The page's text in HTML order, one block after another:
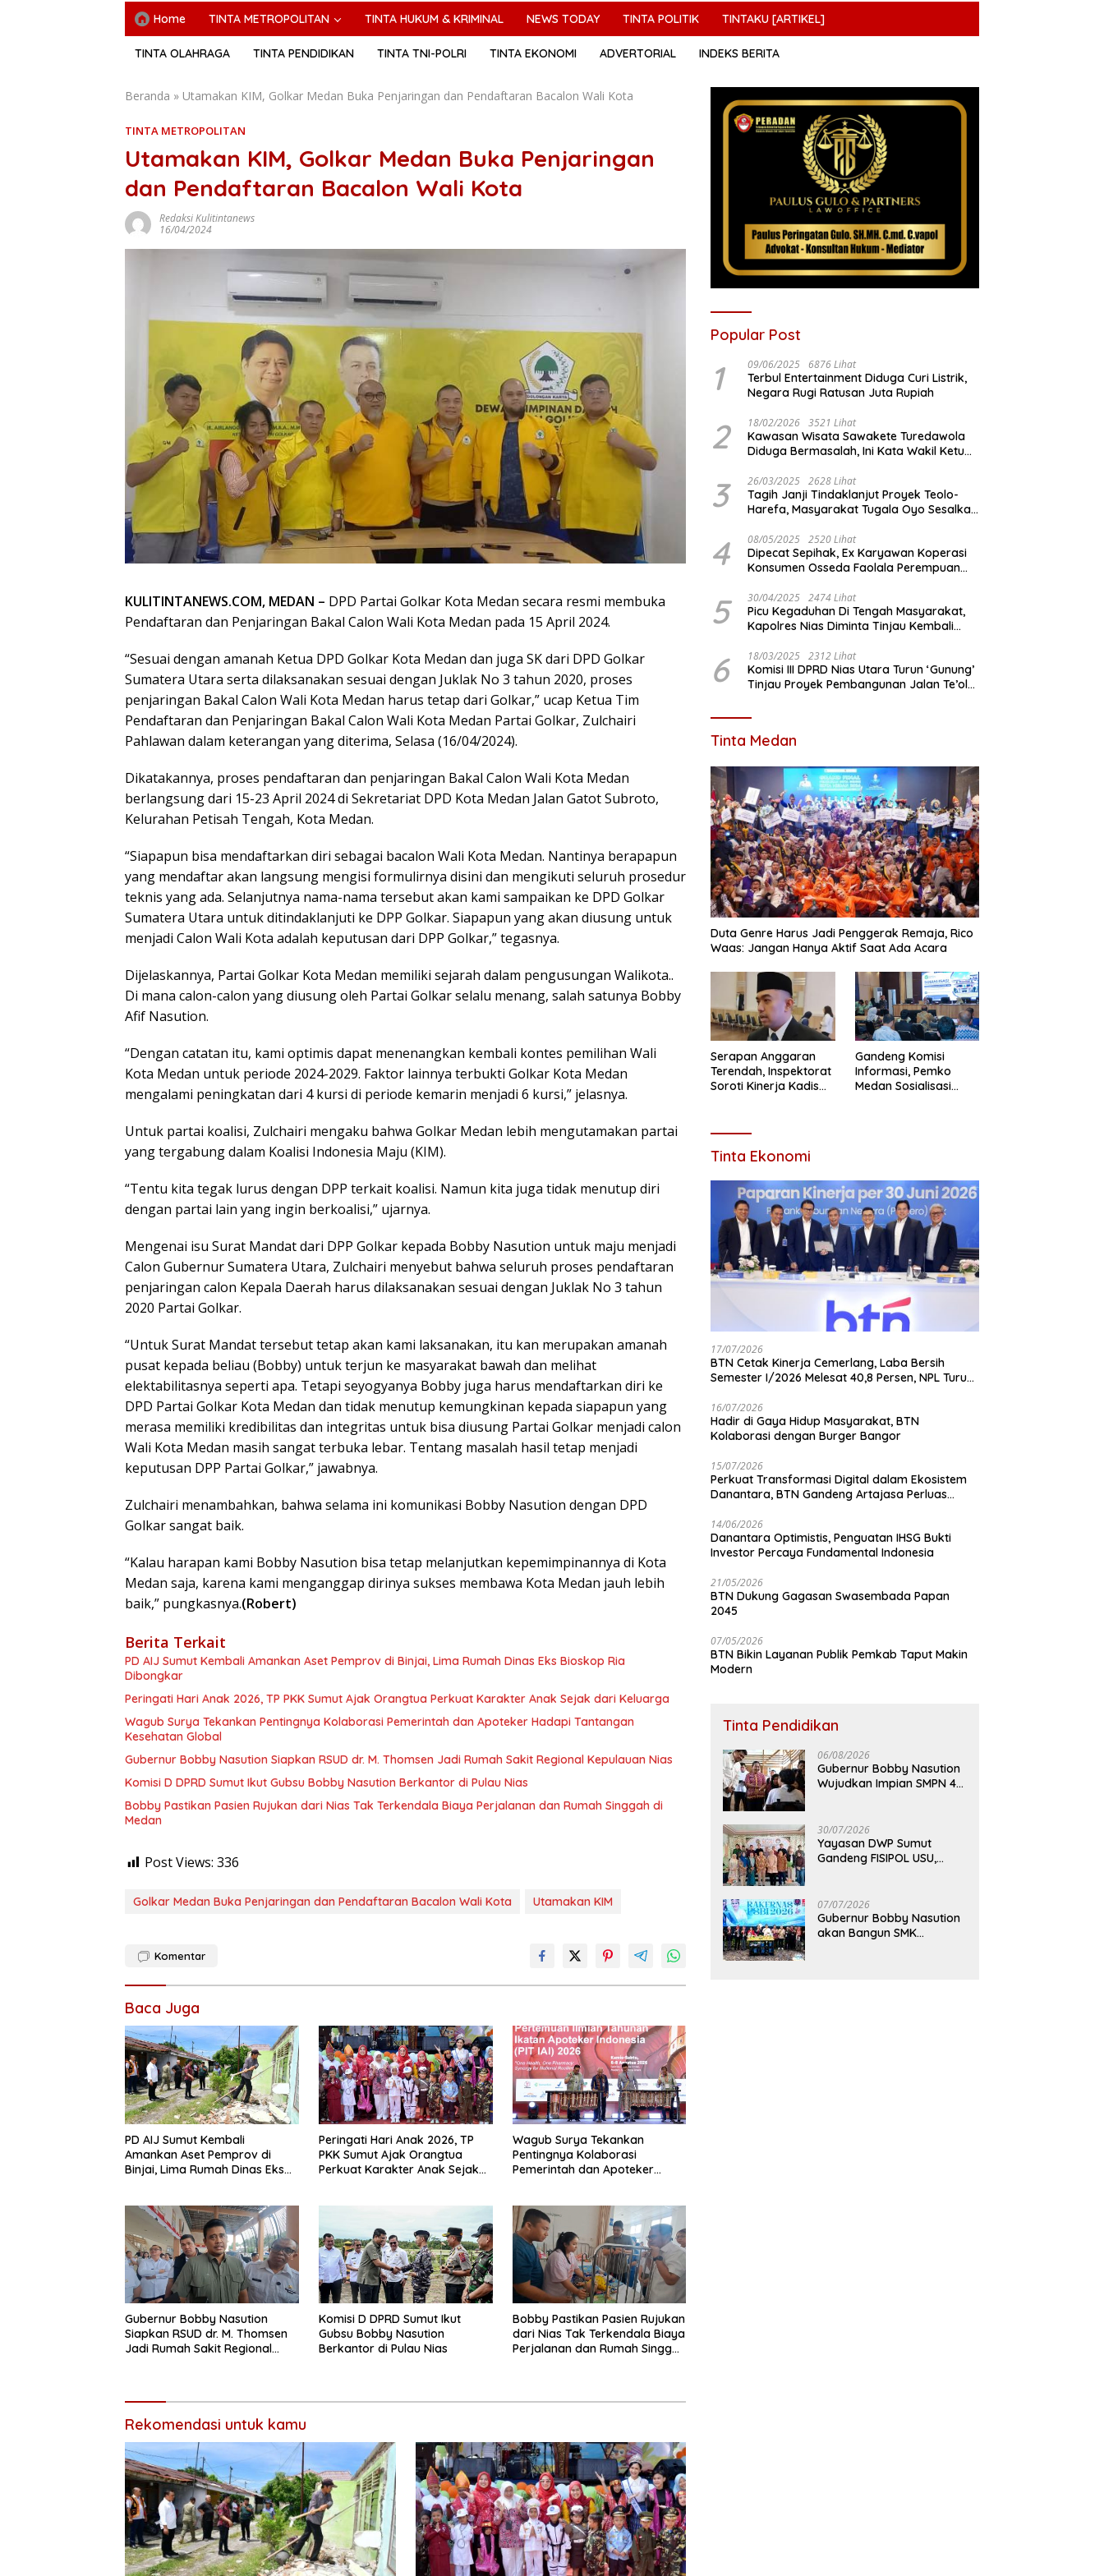
Home TINTA METROPOLITAN TINTA HUKUM & KRIMINAL NEWS TODAY TINTA POLITIK TINTAKU [ARTIKEL]
TINTA OLAHRAGA TINTA PENDIDIKAN TINTA TNI-POLRI TINTA EKONOMI ADVERTORIAL INDEKS BERITA
Beranda » Utamakan KIM, Golkar Medan Buka Penjaringan dan Pendaftaran Bacalon Wali Kota
TINTA METROPOLITAN
Utamakan KIM, Golkar Medan Buka Penjaringan
dan Pendaftaran Bacalon Wali Kota
Redaksi Kulitintanews
16/04/2024
KULITINTANEWS.COM, MEDAN – DPD Partai Golkar Kota Medan secara resmi membuka
Pendaftaran dan Penjaringan Bakal Calon Wali Kota Medan pada 15 April 2024.
“Sesuai dengan amanah Ketua DPD Golkar Kota Medan dan juga SK dari DPD Golkar
Sumatera Utara serta dilaksanakan sesuai dengan Juklak No 3 tahun 2020, proses
penjaringan Bakal Calon Wali Kota Medan harus tetap dari Golkar,” ucap Ketua Tim
Pendaftaran dan Penjaringan Bakal Calon Wali Kota Medan Partai Golkar, Zulchairi
Pahlawan dalam keterangan yang diterima, Selasa (16/04/2024).
Dikatakannya, proses pendaftaran dan penjaringan Bakal Calon Wali Kota Medan
berlangsung dari 15-23 April 2024 di Sekretariat DPD Kota Medan Jalan Gatot Subroto,
Kelurahan Petisah Tengah, Kota Medan.
“Siapapun bisa mendaftarkan diri sebagai bacalon Wali Kota Medan. Nantinya berapapun
yang mendaftar akan langsung mengisi formulirnya disini dan mengikuti seluruh prosedur
teknis yang ada. Selanjutnya nama-nama tersebut akan kami sampaikan ke DPD Golkar
Sumatera Utara untuk ditindaklanjuti ke DPP Golkar. Siapapun yang akan diusung untuk
menjadi Calon Wali Kota adalah keputusan dari DPP Golkar,” tegasnya.
Dijelaskannya, Partai Golkar Kota Medan memiliki sejarah dalam pengusungan Walikota..
Di mana calon-calon yang diusung oleh Partai Golkar selalu menang, salah satunya Bobby
Afif Nasution.
“Dengan catatan itu, kami optimis dapat menenangkan kembali kontes pemilihan Wali
Kota Medan untuk periode 2024-2029. Faktor lainnya terbukti Golkar Kota Medan
mengalami peningkatan dari 4 kursi di periode kemarin menjadi 6 kursi,” jelasnya.
Untuk partai koalisi, Zulchairi mengaku bahwa Golkar Medan lebih mengutamakan partai
yang tergabung dalam Koalisi Indonesia Maju (KIM).
“Tentu kita tegak lurus dengan DPP terkait koalisi. Namun kita juga tidak menutup diri
dengan partai lain yang ingin berkoalisi,” ujarnya.
Mengenai isu Surat Mandat dari DPP Golkar kepada Bobby Nasution untuk maju menjadi
Calon Gubernur Sumatera Utara, Zulchairi menyebut bahwa seluruh proses pendaftaran
penjaringan calon Kepala Daerah harus dilaksanakan sesuai dengan Juklak No 3 tahun
2020 Partai Golkar.
“Untuk Surat Mandat tersebut tetap akan kami laksanakan, itu kan merupakan amanah
pusat kepada beliau (Bobby) untuk terjun ke masyarakat bawah dan melihat
elektabilitasnya seperti apa. Tetapi seyogyanya Bobby juga harus mendaftarkan diri ke
DPD Partai Golkar Kota Medan dan tidak menutup kemungkinan kepada siapapun yang
merasa memiliki kredibilitas dan integritas untuk bisa diusung Partai Golkar menjadi calon
Wali Kota Medan masih sangat terbuka lebar. Tentang masalah hasil tetap menjadi
keputusan DPP Partai Golkar,” jawabnya.
Zulchairi menambahkan, bahwa selama ini komunikasi Bobby Nasution dengan DPD
Golkar sangat baik.
“Kalau harapan kami Bobby Nasution bisa tetap melanjutkan kepemimpinannya di Kota
Medan saja, karena kami menganggap dirinya sukses membawa Kota Medan jauh lebih
baik,” pungkasnya.(Robert)
Berita Terkait
PD AIJ Sumut Kembali Amankan Aset Pemprov di Binjai, Lima Rumah Dinas Eks Bioskop Ria
Dibongkar
Peringati Hari Anak 2026, TP PKK Sumut Ajak Orangtua Perkuat Karakter Anak Sejak dari Keluarga
Wagub Surya Tekankan Pentingnya Kolaborasi Pemerintah dan Apoteker Hadapi Tantangan
Kesehatan Global
Gubernur Bobby Nasution Siapkan RSUD dr. M. Thomsen Jadi Rumah Sakit Regional Kepulauan Nias
Komisi D DPRD Sumut Ikut Gubsu Bobby Nasution Berkantor di Pulau Nias
Bobby Pastikan Pasien Rujukan dari Nias Tak Terkendala Biaya Perjalanan dan Rumah Singgah di
Medan
Post Views: 336
Golkar Medan Buka Penjaringan dan Pendaftaran Bacalon Wali Kota Utamakan KIM
Komentar
Baca Juga
PD AIJ Sumut Kembali
Amankan Aset Pemprov di
Binjai, Lima Rumah Dinas Eks
Peringati Hari Anak 2026, TP
PKK Sumut Ajak Orangtua
Perkuat Karakter Anak Sejak
Wagub Surya Tekankan
Pentingnya Kolaborasi
Pemerintah dan Apoteker
Gubernur Bobby Nasution
Siapkan RSUD dr. M. Thomsen
Jadi Rumah Sakit Regional
Komisi D DPRD Sumut Ikut
Gubsu Bobby Nasution
Berkantor di Pulau Nias
Bobby Pastikan Pasien Rujukan
dari Nias Tak Terkendala Biaya
Perjalanan dan Rumah Singgah
Rekomendasi untuk kamu
Popular Post
1 09/06/2025 6876 Lihat
Terbul Entertainment Diduga Curi Listrik,
Negara Rugi Ratusan Juta Rupiah
2 18/02/2026 3521 Lihat
Kawasan Wisata Sawakete Turedawola
Diduga Bermasalah, Ini Kata Wakil Ketua
3 26/03/2025 2628 Lihat
Tagih Janji Tindaklanjut Proyek Teolo-
Harefa, Masyarakat Tugala Oyo Sesalkan
Utara
4 08/05/2025 2520 Lihat
Dipecat Sepihak, Ex Karyawan Koperasi
Konsumen Osseda Faolala Perempuan
5 30/04/2025 2474 Lihat
Picu Kegaduhan Di Tengah Masyarakat,
Kapolres Nias Diminta Tinjau Kembali
6 18/03/2025 2312 Lihat
Komisi III DPRD Nias Utara Turun ‘Gunung’
Tinjau Proyek Pembangunan Jalan Te’olo
Tinta Medan
Duta Genre Harus Jadi Penggerak Remaja, Rico
Waas: Jangan Hanya Aktif Saat Ada Acara
Serapan Anggaran
Terendah, Inspektorat
Soroti Kinerja Kadis
Gandeng Komisi
Informasi, Pemko
Medan Sosialisasi
Tinta Ekonomi
17/07/2026
BTN Cetak Kinerja Cemerlang, Laba Bersih
Semester I/2026 Melesat 40,8 Persen, NPL Turun
16/07/2026
Hadir di Gaya Hidup Masyarakat, BTN
Kolaborasi dengan Burger Bangor
15/07/2026
Perkuat Transformasi Digital dalam Ekosistem
Danantara, BTN Gandeng Artajasa Perluas
14/06/2026
Danantara Optimistis, Penguatan IHSG Bukti
Investor Percaya Fundamental Indonesia
21/05/2026
BTN Dukung Gagasan Swasembada Papan
2045
07/05/2026
BTN Bikin Layanan Publik Pemkab Taput Makin
Modern
Tinta Pendidikan
06/08/2026
Gubernur Bobby Nasution
Wujudkan Impian SMPN 4
30/07/2026
Yayasan DWP Sumut
Gandeng FISIPOL USU,
Pendidikan
07/07/2026
Gubernur Bobby Nasution
akan Bangun SMK